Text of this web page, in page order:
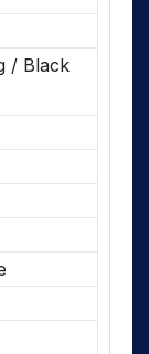
/ Black